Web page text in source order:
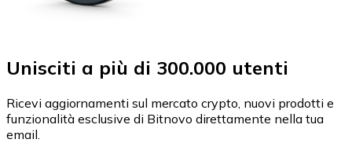
Unisciti a più di 300.000 utenti
Ricevi aggiornamenti sul mercato crypto, nuovi prodotti e
funzionalità esclusive di Bitnovo direttamente nella tua
email.